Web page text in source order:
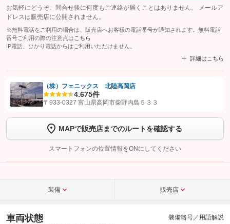
お気軽にどうぞ。問合せ後に何度もご連絡が届くことはありません。 メールア
ドレスは販売店に公開されません。
※無料電話をご利用の場合は、販売店へお客様の電話番号が通知されます。無料電話
番号ご利用の際の注意点は こちら
IP電話、ひかり電話からはご利用いただけません。
詳細はこちら
【STEP1】認証画面でグーネットを友だち追加してから「許可する」ボタンを押
トーク画面で
ボタンをタップして問い合わせを
完了してください。
こちら
（株）フェニックス 北陸高岡店
4.675件
〒933-0327 富山県高岡市柴野内島５３３
MAPで販売店までのルートを確認する
スマートフォンの位置情報をONにしてください
装備 販売店
車両状態 装備略号／用語解説